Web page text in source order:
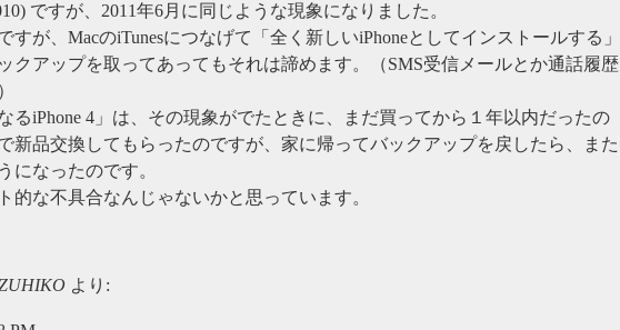
ですが、2011年6月に同じような現象になりました。
すが、MacのiTunesにつなげて「全く新しいiPhoneとしてインストールする」
クアップを取ってあってもそれは諦めます。（SMS受信メールとか通話履歴
るiPhone 4」は、その現象がでたときに、まだ買ってから１年以内だったの
新品交換してもらったのですが、家に帰ってバックアップを戻したら、また
になったのです。
的な不具合なんじゃないかと思っています。
より: